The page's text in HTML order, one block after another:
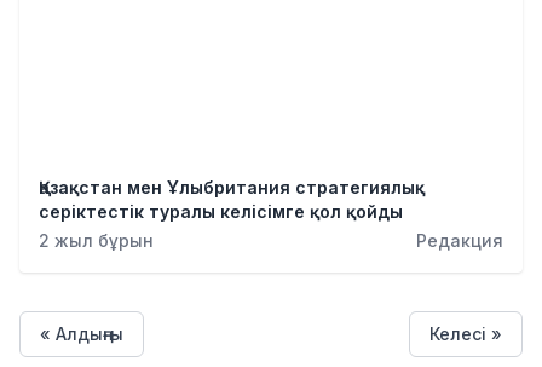
Қазақстан мен Ұлыбритания стратегиялық
серіктестік туралы келісімге қол қойды
2 жыл бұрын
Редакция
« Алдыңғы Келесі »